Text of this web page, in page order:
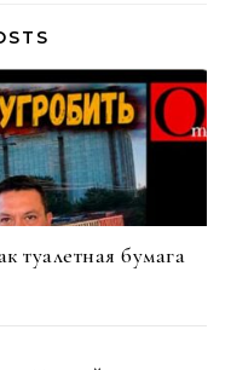
туалетная бумага